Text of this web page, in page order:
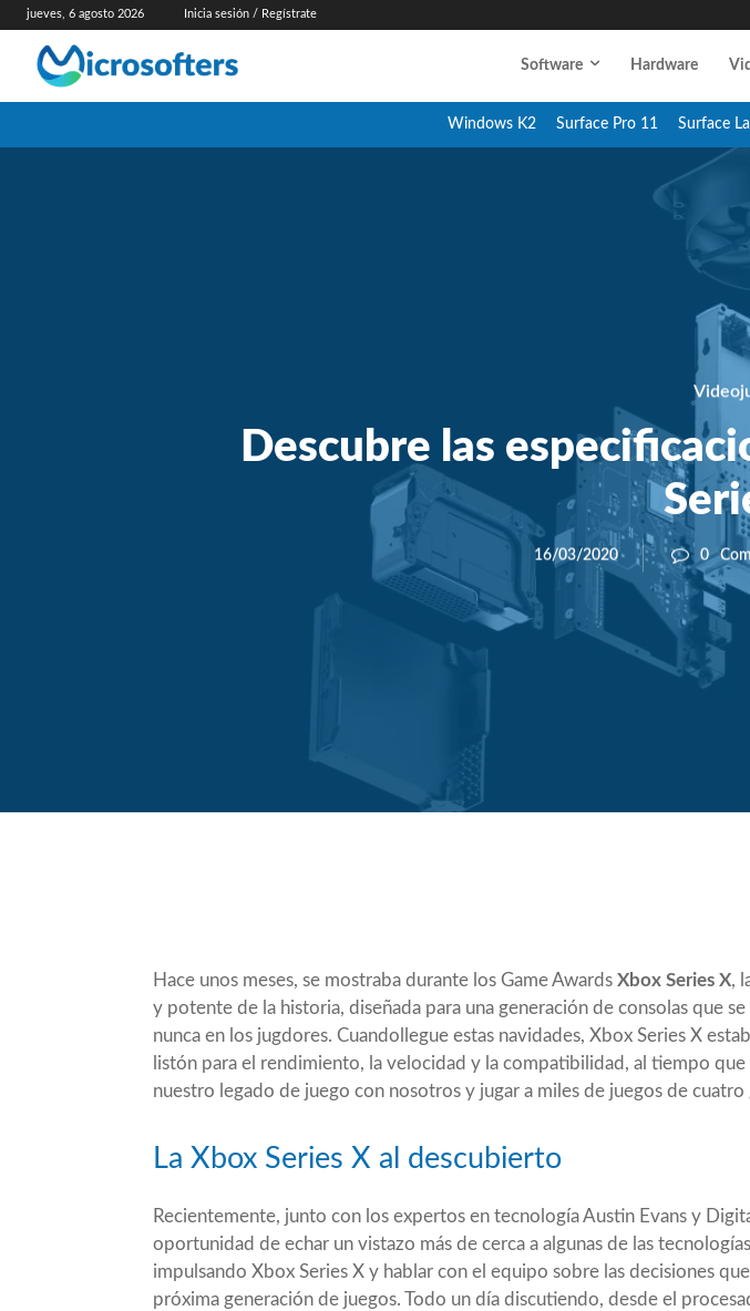
jueves, 6 agosto 2026 Inicia sesión / Regístrate
Software Hardware
Windows K2 Surface Pro 11 Surface
Descubre las
16/03/2020 0
Hace unos meses, se mostraba durante los Game Awards Xbox Series X,
y potente de la historia, diseñada para una generación de consolas que
nunca en los jugdores. Cuandollegue estas navidades, Xbox Series X
listón para el rendimiento, la velocidad y la compatibilidad, al tiempo
nuestro legado de juego con nosotros y jugar a miles de juegos de cuatro
La Xbox Series X al descubierto
Recientemente, junto con los expertos en tecnología Austin Evans y
oportunidad de echar un vistazo más de cerca a algunas de las
impulsando Xbox Series X y hablar con el equipo sobre las decisiones
próxima generación de juegos. Todo un día discutiendo, desde el